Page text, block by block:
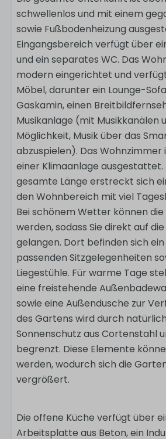
schwellenlos und mit einem
sowie Fußbodenheizung
Eingangsbereich verfügt über
und ein separates WC. Das
modern eingerichtet und
Möbel, darunter ein Lounge-
Gaskamin, einen
Musikanlage (mit Musikkanälen
Möglichkeit, Musik über das
abzuspielen). Das Wohnzimmer
einer Klimaanlage ausgestattet.
gesamte Länge erstreckt sich
den Wohnbereich mit viel
Bei schönem Wetter können
werden, sodass Sie direkt auf
gelangen. Dort befinden sich
passenden Sitzgelegenheiten
Liegestühle. Für warme Tage
eine freistehende
sowie eine Außendusche zur
des Gartens wird durch
Sonnenschutz aus Cortenstahl
begrenzt. Diese Elemente
werden, wodurch sich die
vergrößert.
Die offene Küche verfügt über
Arbeitsplatte aus Beton, ein